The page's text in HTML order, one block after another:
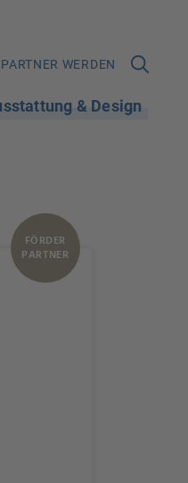
PARTNER WERDEN
& Design
FÖRDER
PARTNER